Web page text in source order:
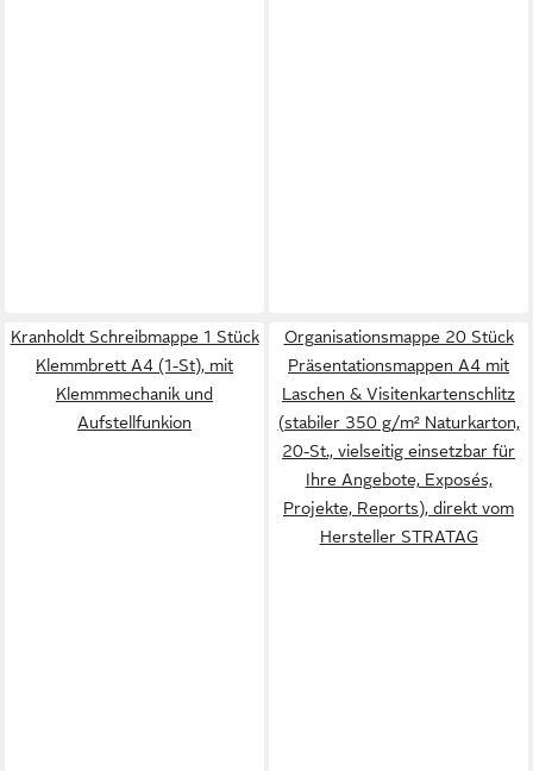
Kranholdt Schreibmappe 1 Stück
Klemmbrett A4 (1-St), mit
Klemmmechanik und
Aufstellfunkion
Organisationsmappe 20 Stück
Präsentationsmappen A4 mit
Laschen & Visitenkartenschlitz
(stabiler 350 g/m² Naturkarton,
20-St., vielseitig einsetzbar für
Ihre Angebote, Exposés,
Projekte, Reports), direkt vom
Hersteller STRATAG